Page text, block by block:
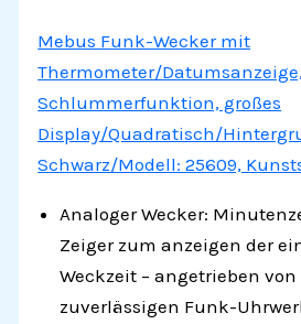
Mebus Funk-Wecker mit
Thermometer/Datumsanzeige,
Schlummerfunktion, großes
Display/Quadratisch/
Schwarz/Modell: 25609,
Analoger Wecker:
Zeiger zum anzeigen der
Weckzeit – angetrieben
zuverlässigen Funk-